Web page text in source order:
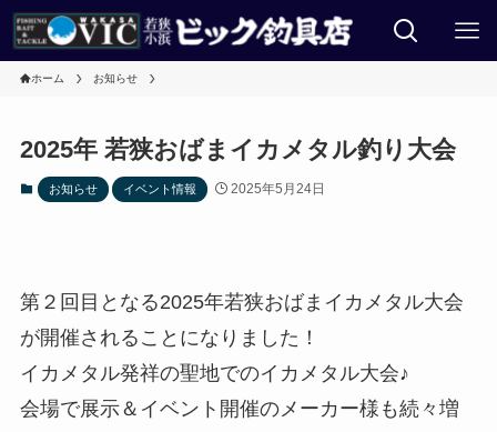
ホーム お知らせ
2025年 若狭おばまイカメタル釣り大会
お知らせ イベント情報 2025年5月24日
第２回目となる2025年若狭おばまイカメタル大会
が開催されることになりました！
イカメタル発祥の聖地でのイカメタル大会♪
会場で展示＆イベント開催のメーカー様も続々増